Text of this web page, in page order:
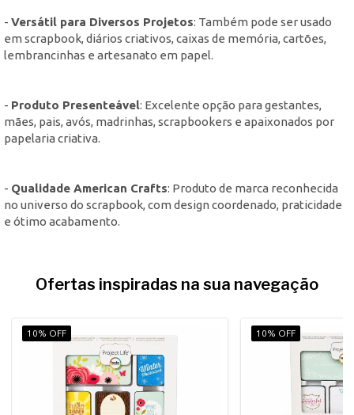
- Versátil para Diversos Projetos: Também pode ser usado
em scrapbook, diários criativos, caixas de memória, cartões,
lembrancinhas e artesanato em papel.
- Produto Presenteável: Excelente opção para gestantes,
mães, pais, avós, madrinhas, scrapbookers e apaixonados por
papelaria criativa.
- Qualidade American Crafts: Produto de marca reconhecida
no universo do scrapbook, com design coordenado, praticidade
e ótimo acabamento.
Ofertas inspiradas na sua navegação
10% OFF 10% OFF